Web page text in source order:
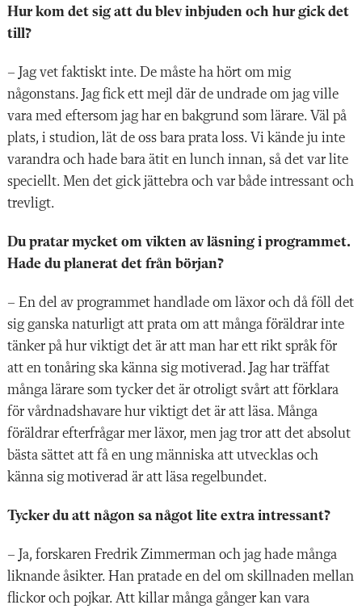
Hur kom det sig att du blev inbjuden och hur gick det
till?
– Jag vet faktiskt inte. De måste ha hört om mig
någonstans. Jag fick ett mejl där de undrade om jag ville
vara med eftersom jag har en bakgrund som lärare. Väl på
plats, i studion, lät de oss bara prata loss. Vi kände ju inte
varandra och hade bara ätit en lunch innan, så det var lite
speciellt. Men det gick jättebra och var både intressant och
trevligt.
Du pratar mycket om vikten av läsning i programmet.
Hade du planerat det från början?
– En del av programmet handlade om läxor och då föll det
sig ganska naturligt att prata om att många föräldrar inte
tänker på hur viktigt det är att man har ett rikt språk för
att en tonåring ska känna sig motiverad. Jag har träffat
många lärare som tycker det är otroligt svårt att förklara
för vårdnadshavare hur viktigt det är att läsa. Många
föräldrar efterfrågar mer läxor, men jag tror att det absolut
bästa sättet att få en ung människa att utvecklas och
känna sig motiverad är att läsa regelbundet.
Tycker du att någon sa något lite extra intressant?
– Ja, forskaren Fredrik Zimmerman och jag hade många
liknande åsikter. Han pratade en del om skillnaden mellan
flickor och pojkar. Att killar många gånger kan vara